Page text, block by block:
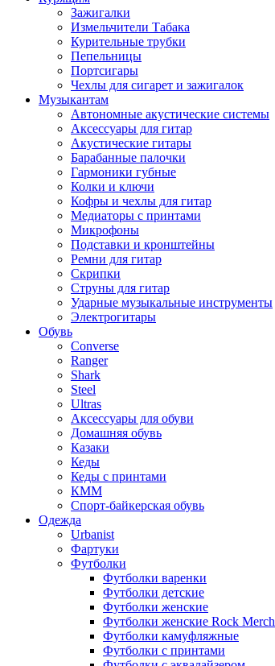
Зажигалки
Измельчители Табака
Курительные трубки
Пепельницы
Портсигары
Чехлы для сигарет и зажигалок
Музыкантам
Автономные акустические системы
Аксессуары для гитар
Акустические гитары
Барабанные палочки
Гармоники губные
Колки и ключи
Кофры и чехлы для гитар
Медиаторы с принтами
Микрофоны
Подставки и кронштейны
Ремни для гитар
Скрипки
Струны для гитар
Ударные музыкальные инструменты
Электрогитары
Обувь
Converse
Ranger
Shark
Steel
Ultras
Аксессуары для обуви
Домашняя обувь
Казаки
Кеды
Кеды с принтами
КММ
Спорт-байкерская обувь
Одежда
Urbanist
Фартуки
Футболки
Футболки варенки
Футболки детские
Футболки женские
Футболки женские Rock Merch
Футболки камуфляжные
Футболки с принтами